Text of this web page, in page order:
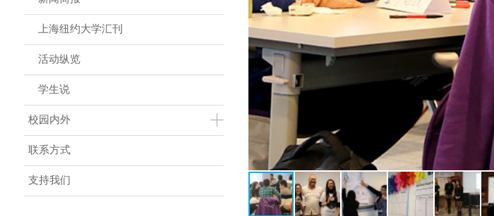
上海纽约大学汇刊
活动纵览
学生说
校园内外
联系方式
支持我们